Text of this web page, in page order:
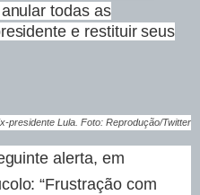
todas as
e restituir seus
presidente Lula. Foto: Reprodução/Twitter
alerta, em
“Frustração com